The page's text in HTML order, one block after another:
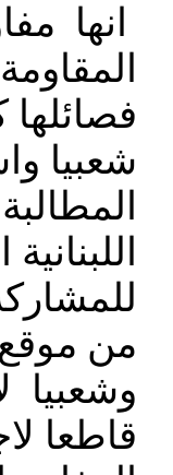
انها
فصائلها
شعبيا
من موقع
وشعبيا
قاطعا